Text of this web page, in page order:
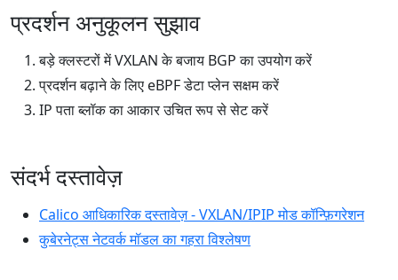
प्रदर्शन अनुकूलन सुझाव
बड़े क्लस्टरों में VXLAN के बजाय BGP का उपयोग करें
प्रदर्शन बढ़ाने के लिए eBPF डेटा प्लेन सक्षम करें
IP पता ब्लॉक का आकार उचित रूप से सेट करें
संदर्भ दस्तावेज़
Calico आधिकारिक दस्तावेज़ - VXLAN/IPIP मोड कॉन्फ़िगरेशन
कुबेरनेट्स नेटवर्क मॉडल का गहरा विश्लेषण